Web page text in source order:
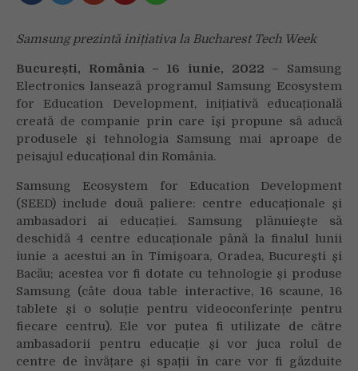
Ecosystem
Education
și
dotează
clasele
din
România
cu
de
ultimă
generație
Samsung prezintă inițiativa la Bucharest Tech Week
București, România – 16 iunie, 2022 – Samsung
Electronics lansează programul Samsung Ecosystem
for Education Development, inițiativă educațională
creată de companie prin care își propune să aducă
produsele și tehnologia Samsung mai aproape de
peisajul educațional din România.
Samsung Ecosystem for Education Development
(SEED) include două paliere: centre educaționale și
ambasadori ai educației. Samsung plănuiește să
deschidă 4 centre educaționale până la finalul lunii
iunie a acestui an în Timișoara, Oradea, București și
Bacău; acestea vor fi dotate cu tehnologie și produse
Samsung (câte doua table interactive, 16 scaune, 16
tablete și o soluție pentru videoconferințe pentru
fiecare centru). Ele vor putea fi utilizate de către
ambasadorii pentru educație și vor juca rolul de
centre de învățare și spații în care vor fi găzduite